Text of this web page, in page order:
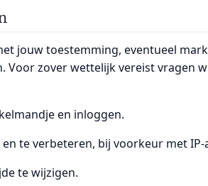
jouw toestemming, eventueel
Voor zover wettelijk vereist vragen
en inloggen.
te verbeteren, bij voorkeur met
te wijzigen.